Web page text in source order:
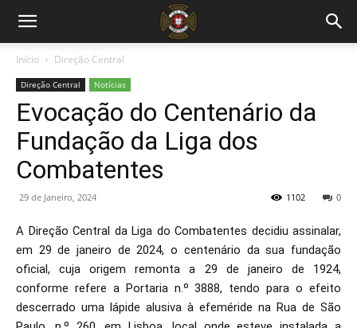
Início Direção Central
Direção Central Notícias
Evocação do Centenário da
Fundação da Liga dos
Combatentes
29 de Janeiro, 2024 0
1102
A Direção Central da Liga do Combatentes decidiu assinalar,
em 29 de janeiro de 2024, o centenário da sua fundação
oficial, cuja origem remonta a 29 de janeiro de 1924,
conforme refere a Portaria n.º 3888, tendo para o efeito
descerrado uma lápide alusiva à efeméride na Rua de São